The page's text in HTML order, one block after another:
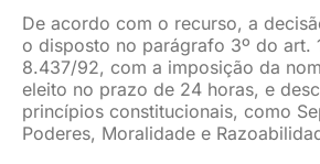
CONTATO
De acordo com o recurso, a
o disposto no parágrafo 3º do art.
8.437/92, com a imposição da
eleito no prazo de 24 horas, e
princípios constitucionais, como
Poderes, Moralidade e